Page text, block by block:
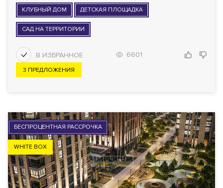
КЛУБНЫЙ ДОМ ДЕТСКАЯ ПЛОЩАДКА
САД НА ТЕРРИТОРИИ
6601
3 ПРЕДЛОЖЕНИЯ
БЕСПРОЦЕНТНАЯ РАССРОЧКА
WHITE BOX